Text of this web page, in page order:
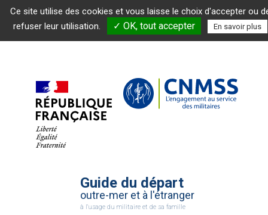
Guide du départ
outre-mer et à l'étranger
à l'usage du militaire et de sa famille
Ce site utilise des cookies et vous laisse le choix d'accepter ou
refuser leur utilisation.
✓ OK, tout accepter En savoir plus